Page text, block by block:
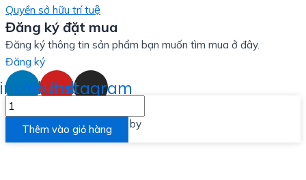
Quyền sở hữu trí tuệ
Đăng ký đặt mua
Đăng ký thông tin sản phẩm bạn muốn tìm mua ở đây.
Đăng ký
Youtube
Instagram
Designed and Developed by
XÀ
PHÒNG
GẠO
Thêm vào giỏ hàng